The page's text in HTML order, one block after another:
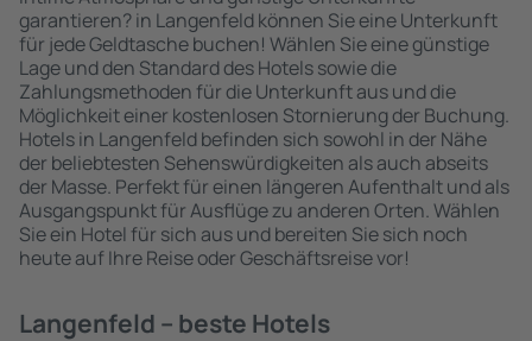
garantieren? in Langenfeld können Sie eine Unterkunft
für jede Geldtasche buchen! Wählen Sie eine günstige
Lage und den Standard des Hotels sowie die
Zahlungsmethoden für die Unterkunft aus und die
Möglichkeit einer kostenlosen Stornierung der Buchung.
Hotels in Langenfeld befinden sich sowohl in der Nähe
der beliebtesten Sehenswürdigkeiten als auch abseits
der Masse. Perfekt für einen längeren Aufenthalt und als
Ausgangspunkt für Ausflüge zu anderen Orten. Wählen
Sie ein Hotel für sich aus und bereiten Sie sich noch
heute auf Ihre Reise oder Geschäftsreise vor!
Langenfeld – beste Hotels